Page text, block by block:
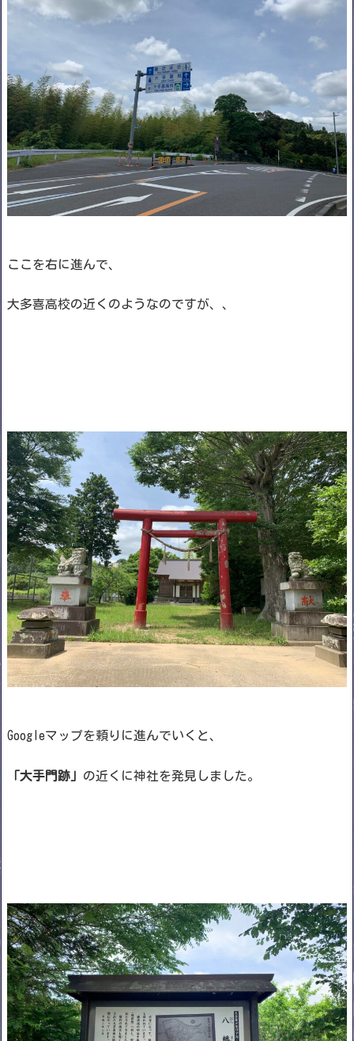
ここを右に進んで、
大多喜高校の近くのようなのですが、、
Googleマップを頼りに進んでいくと、
「大手門跡」 の近くに神社を発見しました。